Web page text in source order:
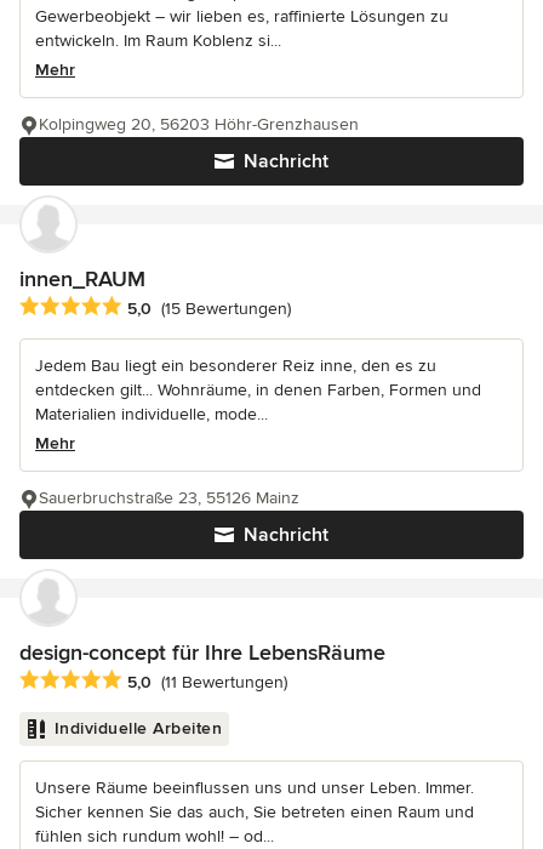
Gewerbeobjekt – wir lieben es, raffinierte Lösungen zu
entwickeln. Im Raum Koblenz si...
Mehr
Nachricht
Kolpingweg 20, 56203 Höhr-Grenzhausen
innen_RAUM
Durchschnittliche Bewertung: 5 von 5 Sternen
5,0 (15 Bewertungen)
Jedem Bau liegt ein besonderer Reiz inne, den es zu
entdecken gilt... Wohnräume, in denen Farben, Formen und
Materialien individuelle, mode...
Mehr
Nachricht
Sauerbruchstraße 23, 55126 Mainz
design-concept für Ihre LebensRäume
Durchschnittliche Bewertung: 5 von 5 Sternen
5,0 (11 Bewertungen)
Individuelle Arbeiten
Unsere Räume beeinflussen uns und unser Leben. Immer.
Sicher kennen Sie das auch, Sie betreten einen Raum und
fühlen sich rundum wohl! – od...